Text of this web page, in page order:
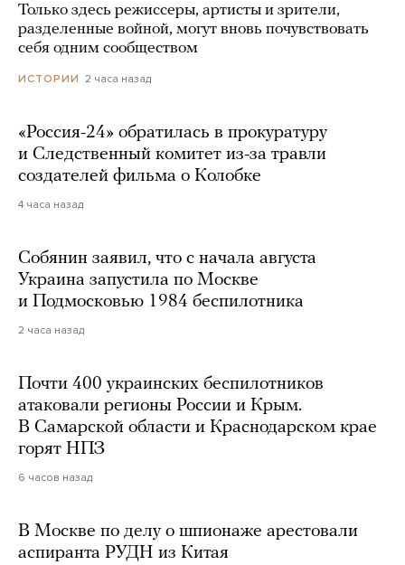
Только здесь режиссеры, артисты и зрители,
разделенные войной, могут вновь почувствовать
себя одним сообществом
ИСТОРИИ 2 часа назад
«Россия-24» обратилась в прокуратуру
и Следственный комитет из-за травли
создателей фильма о Колобке
4 часа назад
Собянин заявил, что с начала августа
Украина запустила по Москве
и Подмосковью 1984 беспилотника
2 часа назад
Почти 400 украинских беспилотников
атаковали регионы России и Крым.
В Самарской области и Краснодарском крае
горят НПЗ
6 часов назад
В Москве по делу о шпионаже арестовали
аспиранта РУДН из Китая